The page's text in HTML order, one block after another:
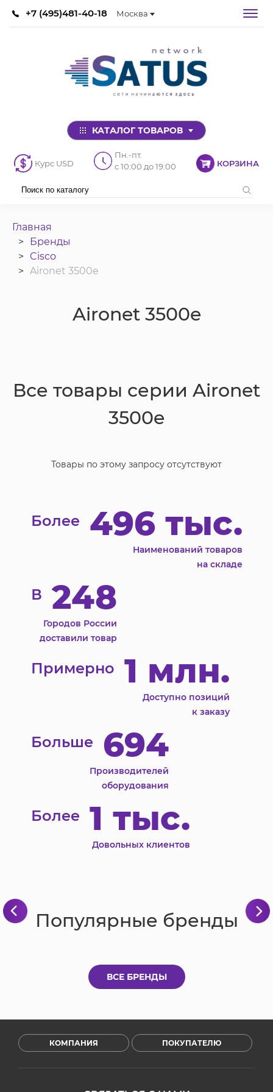
+7 (495)481-40-18 Москва
КАТАЛОГ ТОВАРОВ
Курс USD
Пн.-пт.
с 10:00 до 19:00
КОРЗИНА
Главная
Бренды
Cisco
Aironet 3500e
Aironet 3500e
Все товары серии Aironet
3500e
Товары по этому запросу отсутствуют
Более 496 тыс.
Наименований товаров
на складе
В 248
Городов России
доставили товар
Примерно 1 млн.
Доступно позиций
к заказу
Больше 694
Производителей
оборудования
Более 1 тыс.
Довольных клиентов
Популярные бренды
ВСЕ БРЕНДЫ
КОМПАНИЯ ПОКУПАТЕЛЮ